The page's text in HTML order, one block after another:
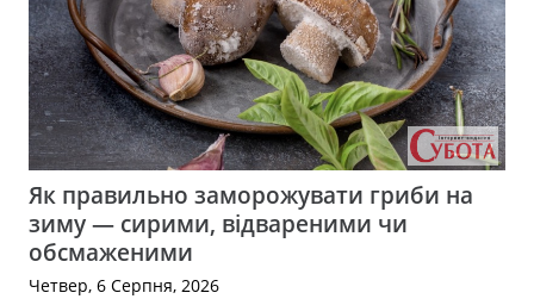
Як правильно заморожувати гриби на
зиму — сирими, відвареними чи
обсмаженими
Четвер, 6 Серпня, 2026